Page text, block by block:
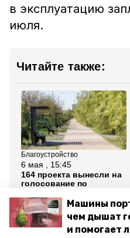
Машины
чем дышат
и помогает
в эксплуатацию
июля.
Читайте также:
Благоустройство
6 мая , 15:45
164 проекта вынесли на
голосование по
Ставрополье
Все новости